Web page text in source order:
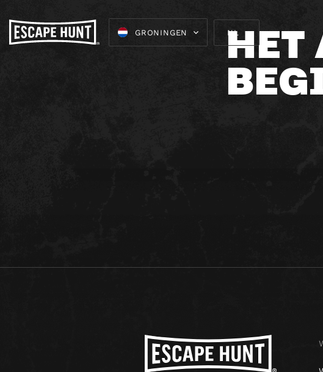
GRONINGEN NL
HET